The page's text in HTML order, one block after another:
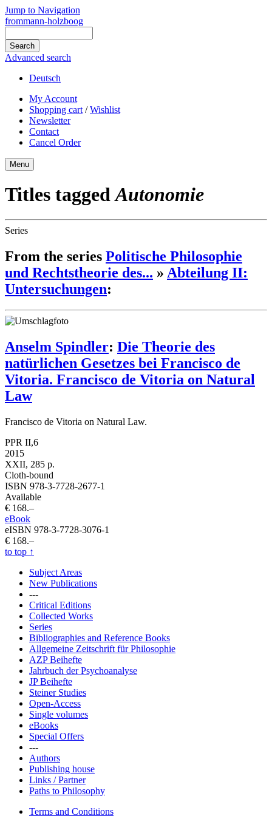
Jump to Navigation
frommann-holzboog
Advanced search
Deutsch
My Account
Shopping cart /Wishlist
Newsletter
Contact
Cancel Order
Menu
Titles taggedAutonomie
Series
From the series Politische Philosophie
und Rechtstheorie des... » Abteilung II:
Untersuchungen:
Anselm Spindler: Die Theorie des
natürlichen Gesetzes bei Francisco de
Vitoria. Francisco de Vitoria on Natural
Law
Francisco de Vitoria on Natural Law.
PPR II,6
2015
XXII, 285 p.
Cloth-bound
ISBN 978-3-7728-2677-1
Available
€ 168.–
eBook
eISBN 978-3-7728-3076-1
€ 168.–
to top ↑
Subject Areas
New Publications
---
Critical Editions
Collected Works
Series
Bibliographies and Reference Books
Allgemeine Zeitschrift für Philosophie
AZP Beihefte
Jahrbuch der Psychoanalyse
JP Beihefte
Steiner Studies
Open-Access
Single volumes
eBooks
Special Offers
---
Authors
Publishing house
Links / Partner
Paths to Philosophy
Terms and Conditions